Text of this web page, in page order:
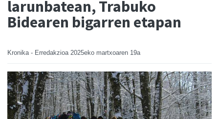
larunbatean, Trabuko
Bidearen bigarren etapan
Kronika - Erredakzioa 2025eko martxoaren 19a